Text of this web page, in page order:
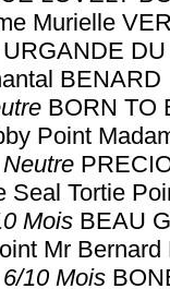
Murielle
URGANDE
BENARD
BORN TO
Point
Seal Tortie
Mois BEAU
Mr
10 Mois